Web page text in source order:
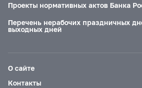
Проекты нормативных актов Банка
Перечень нерабочих праздничных
выходных дней
О сайте
Контакты